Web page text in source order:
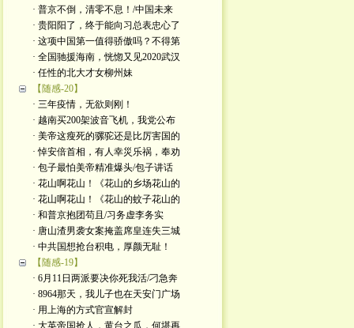
· 普京不倒，清零不息！/中国未来
· 贵阳阳了，终于能向习总表忠心了
· 这项中国第一值得骄傲吗？不得第
· 全国驰援海南，恍惚又见2020武汉
· 任性的北大才女柳州妹
【随感-20】
· 三年疫情，无欲则刚！
· 越南买200架波音飞机，我党公布
· 美帝这瘦死的骡驼还是比厉害国的
· 悼安倍首相，有人幸災乐祸，奉劝
· 包子最怕美帝精准爆头/包子讲话
· 花山啊花山！《花山的乡场花山的
· 花山啊花山！《花山的蚊子花山的
· 和普京抱团苟且/习务虚李务实
· 唐山渣男袭女案掩盖席皇连失三城
· 中共国想抢台积电，厚颜无耻！
【随感-19】
· 6月11日两派要决你死我活/刁急奔
· 8964那天，我儿子也在天安门广场
· 用上海的方式官宣解封
· 大英帝国抢人，黄台之瓜，何堪再